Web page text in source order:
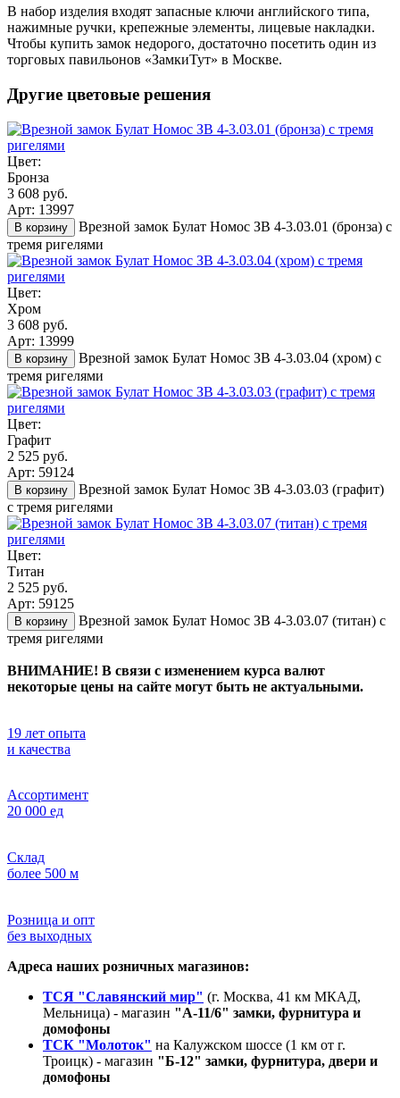
В набор изделия входят запасные ключи английского типа,
нажимные ручки, крепежные элементы, лицевые накладки.
Чтобы купить замок недорого, достаточно посетить один из
торговых павильонов «ЗамкиТут» в Москве.
Другие цветовые решения
Цвет:
Бронза
3 608 руб.
Арт: 13997
В корзину
Врезной замок Булат Номос ЗВ 4-3.03.01 (бронза) с
тремя ригелями
Цвет:
Хром
3 608 руб.
Арт: 13999
В корзину
Врезной замок Булат Номос ЗВ 4-3.03.04 (хром) с
тремя ригелями
Цвет:
Графит
2 525 руб.
Арт: 59124
В корзину
Врезной замок Булат Номос ЗВ 4-3.03.03 (графит)
с тремя ригелями
Цвет:
Титан
2 525 руб.
Арт: 59125
В корзину
Врезной замок Булат Номос ЗВ 4-3.03.07 (титан) с
тремя ригелями
ВНИМАНИЕ! В связи с изменением курса валют
некоторые цены на сайте могут быть не актуальными.
19 лет опыта
и качества
Ассортимент
20 000 ед
Склад
более 500 м
Розница и опт
без выходных
Адреса наших розничных магазинов:
ТСЯ "Славянский мир" (г. Москва, 41 км МКАД,
Мельница) - магазин "А-11/6" замки, фурнитура и
домофоны
ТСК "Молоток" на Калужском шоссе (1 км от г.
Троицк) - магазин "Б-12" замки, фурнитура, двери и
домофоны